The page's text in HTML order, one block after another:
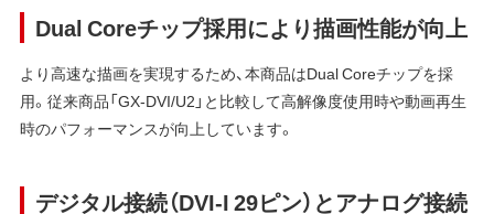
Dual Coreチップ採用により描画性能が向上
より高速な描画を実現するため、本商品はDual Coreチップを採
用。従来商品「GX-DVI/U2」と比較して高解像度使用時や動画再生
時のパフォーマンスが向上しています。
デジタル接続（DVI-I 29ピン）とアナログ接続